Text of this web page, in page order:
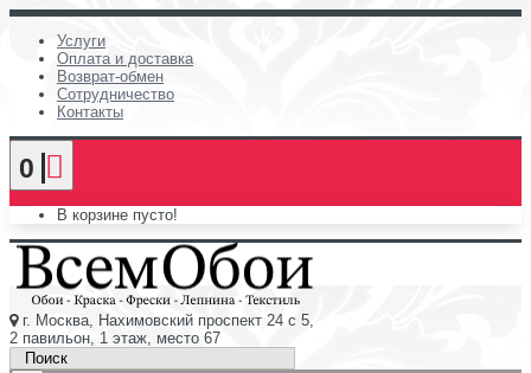
Услуги
Оплата и доставка
Возврат-обмен
Сотрудничество
Контакты
0
В корзине пусто!
г. Москва, Нахимовский проспект 24 с 5,
2 павильон, 1 этаж, место 67